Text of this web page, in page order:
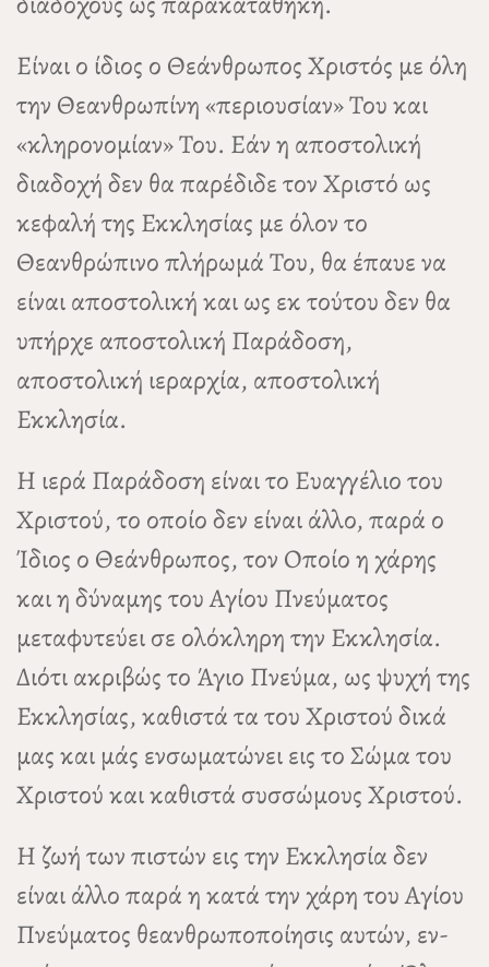
Είναι ο ίδιος ο Θεάνθρωπος Χριστός με όλη
την Θεανθρωπίνη «περιουσίαν» Του και
«κληρονομίαν» Του. Εάν η αποστολική
διαδοχή δεν θα παρέδιδε τον Χριστό ως
κεφαλή της Εκκλησίας με όλον το
Θεανθρώπινο πλήρωμά Του, θα έπαυε να
είναι αποστολική και ως εκ τούτου δεν θα
υπήρχε αποστολική Παράδοση,
αποστολική ιεραρχία, αποστολική
Εκκλησία.
Η ιερά Παράδοση είναι το Ευαγγέλιο του
Χριστού, το οποίο δεν είναι άλλο, παρά ο
Ίδιος ο Θεάνθρωπος, τον Οποίο η χάρης
και η δύναμης του Αγίου Πνεύματος
μεταφυτεύει σε ολόκληρη την Εκκλησία.
Διότι ακριβώς το Άγιο Πνεύμα, ως ψυχή της
Εκκλησίας, καθιστά τα του Χριστού δικά
μας και μάς ενσωματώνει εις το Σώμα του
Χριστού και καθιστά συσσώμους Χριστού.
Η ζωή των πιστών εις την Εκκλησία δεν
είναι άλλο παρά η κατά την χάρη του Αγίου
Πνεύματος θεανθρωποποίησις αυτών, εν-